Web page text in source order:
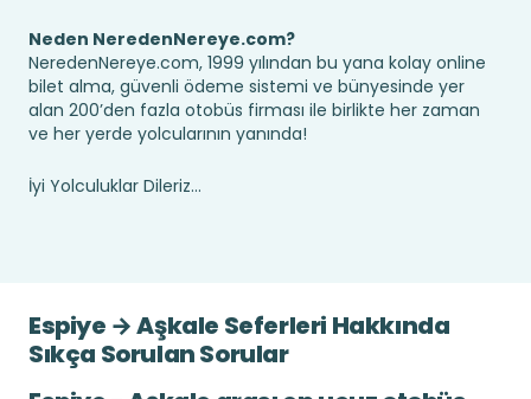
Neden NeredenNereye.com?
NeredenNereye.com, 1999 yılından bu yana kolay online
bilet alma, güvenli ödeme sistemi ve bünyesinde yer
alan 200’den fazla otobüs firması ile birlikte her zaman
ve her yerde yolcularının yanında!
İyi Yolculuklar Dileriz...
Espiye → Aşkale Seferleri Hakkında
Sıkça Sorulan Sorular